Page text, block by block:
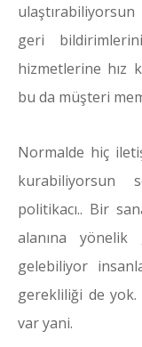
geri
hizmetlerine hız
bu da müşteri
Normalde hiç
kurabiliyorsun
politikacı.. Bir
alanına
gelebiliyor
gerekliliği de yok.
var yani.